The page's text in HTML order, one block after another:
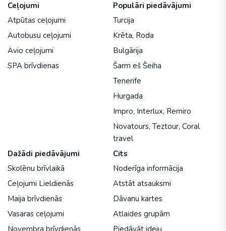
Ceļojumi
Atpūtas ceļojumi
Autobusu ceļojumi
Avio ceļojumi
SPA brīvdienas
Populāri piedāvājumi
Turcija
Krēta, Roda
Bulgārija
Šarm eš Šeiha
Tenerife
Hurgada
Impro, Interlux, Remiro
Novatours, Teztour, Coral
travel
Dažādi piedāvājumi
Skolēnu brīvlaikā
Ceļojumi Lieldienās
Maija brīvdienās
Vasaras ceļojumi
Novembra brīvdienās
Cits
Noderīga informācija
Atstāt atsauksmi
Dāvanu kartes
Atlaides grupām
Piedāvāt ideju